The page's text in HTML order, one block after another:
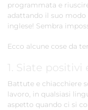
programmata e
adattando il suo modo
inglese! Sembra
Ecco alcune cose da
1. Siate
Battute e chiacchiere
lavoro, in qualsiasi
aspetto quando ci si